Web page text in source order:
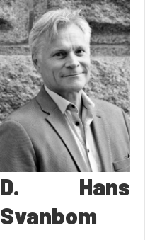
D. Hans
Svanbom